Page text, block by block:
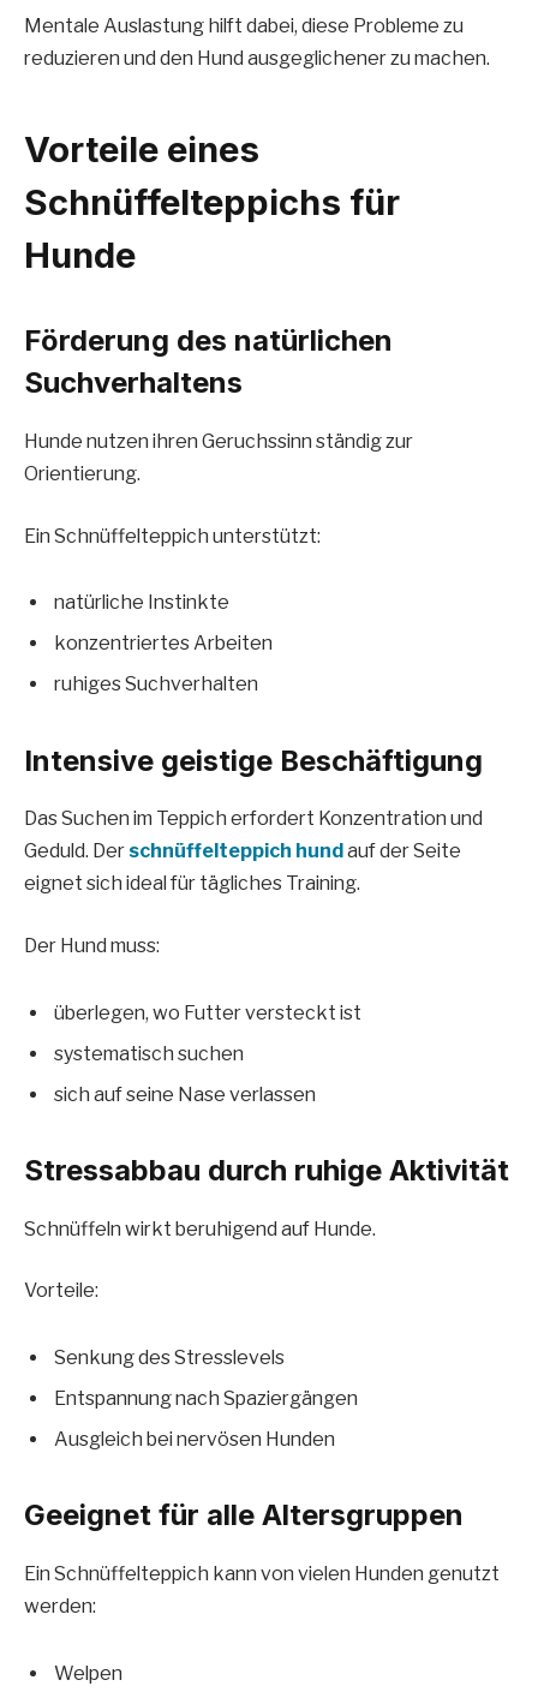
Mentale Auslastung hilft dabei, diese Probleme zu
reduzieren und den Hund ausgeglichener zu machen.
Vorteile eines
Schnüffelteppichs für
Hunde
Förderung des natürlichen
Suchverhaltens
Hunde nutzen ihren Geruchssinn ständig zur
Orientierung.
Ein Schnüffelteppich unterstützt:
natürliche Instinkte
konzentriertes Arbeiten
ruhiges Suchverhalten
Intensive geistige Beschäftigung
Das Suchen im Teppich erfordert Konzentration und
Geduld. Derschnüffelteppich hund auf der Seite
eignet sich ideal für tägliches Training.
Der Hund muss:
überlegen, wo Futter versteckt ist
systematisch suchen
sich auf seine Nase verlassen
Stressabbau durch ruhige Aktivität
Schnüffeln wirkt beruhigend auf Hunde.
Vorteile:
Senkung des Stresslevels
Entspannung nach Spaziergängen
Ausgleich bei nervösen Hunden
Geeignet für alle Altersgruppen
Ein Schnüffelteppich kann von vielen Hunden genutzt
werden:
Welpen